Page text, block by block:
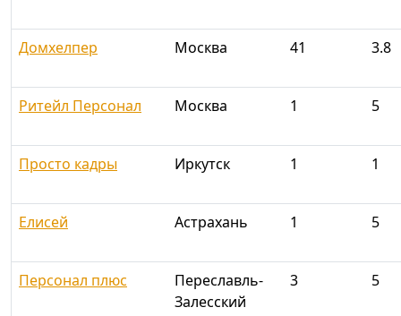
Домхелпер Москва 41 3.8
Ритейл Персонал Москва 1 5
Просто кадры Иркутск 1 1
Елисей Астрахань 1 5
Персонал плюс
Переславль-
Залесский
3 5